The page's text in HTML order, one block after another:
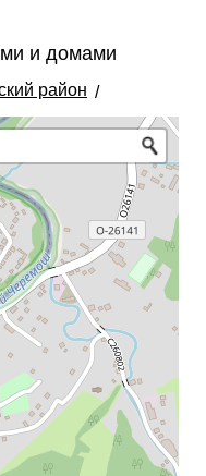
и домами
район